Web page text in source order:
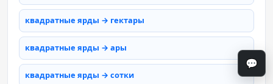
квадратные ярды → гектары
квадратные ярды → ары
квадратные ярды → сотки
💬